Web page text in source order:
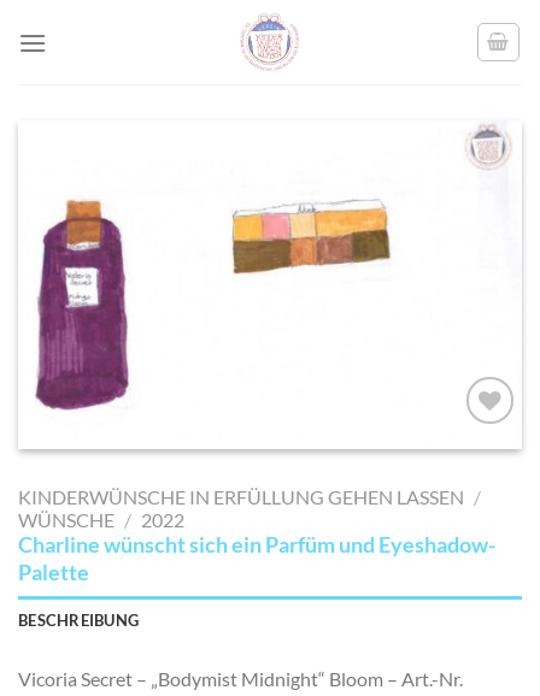
AUF MEINE
SETZEN
KINDERWÜNSCHE IN ERFÜLLUNG GEHEN LASSEN /
WÜNSCHE / 2022
Charline wünscht sich ein Parfüm und Eyeshadow-
Palette
BESCHREIBUNG
Vicoria Secret – „Bodymist Midnight“ Bloom – Art.-Nr.